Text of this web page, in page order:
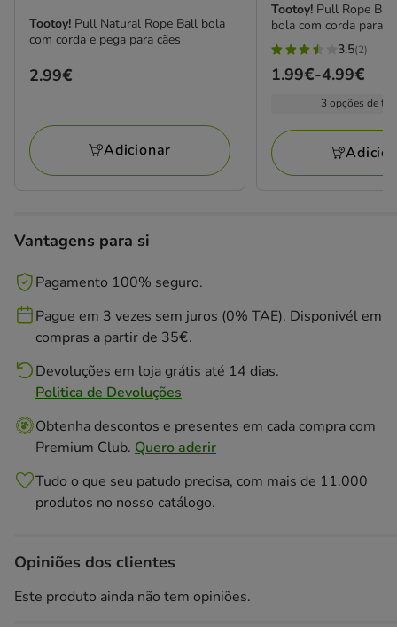
Tootoy! Pull Natural Rope Ball bola
com corda e pega para cães
Preço
2.99€
Adicionar
Tootoy! Pull Rope
bola com corda para
3.5
estrelas
avaliações
3.5(2)
Preço
a
4.99€
1.99€-4.99€
3 opções de
Vantagens para si
Pagamento 100% seguro.
Pague em 3 vezes sem juros (0% TAE). Disponivél em
compras a partir de 35€.
Devoluções em loja grátis até 14 dias.
Politica de Devoluções
Obtenha descontos e presentes em cada compra com
Premium Club. Quero aderir
Tudo o que seu patudo precisa, com mais de 11.000
produtos no nosso catálogo.
Opiniões dos clientes
Este produto ainda não tem opiniões.